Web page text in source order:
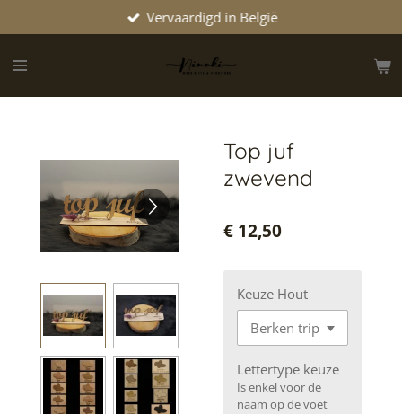
direct
naar
hoofdinhoud
Vervaardigd in België
Top juf
zwevend
€ 12,50
Keuze Hout
Lettertype keuze
Is enkel voor de
naam op de voet